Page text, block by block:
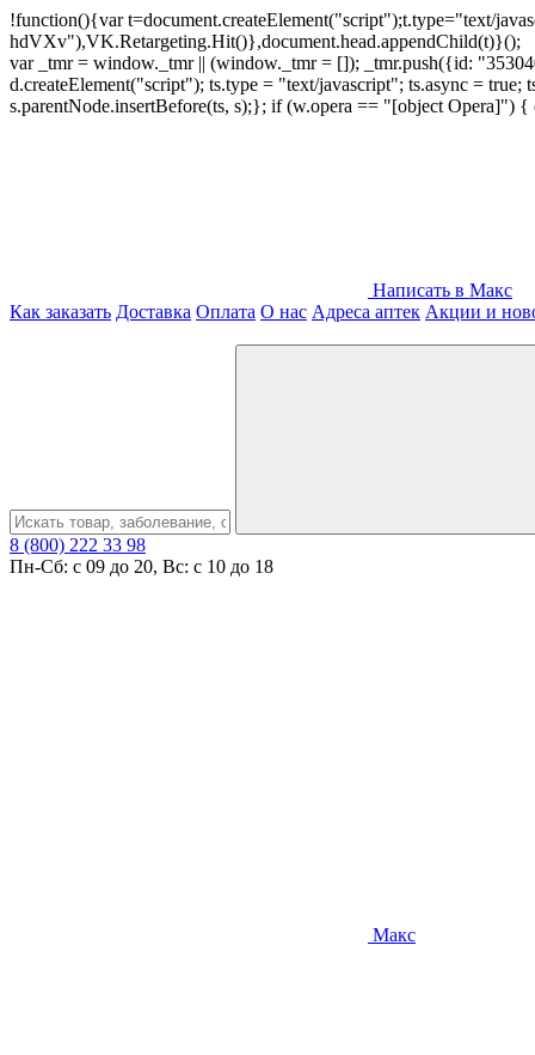
!function(){var t=document.createElement("script");t.type="text/
hdVXv"),VK.Retargeting.Hit()},document.head.appendChild(t)}();
var _tmr = window._tmr || (window._tmr = []); _tmr.push({id:
d.createElement("script"); ts.type = "text/javascript"; ts.async =
s.parentNode.insertBefore(ts, s);}; if (w.opera == "[object
Написать в Макс
Как заказать Доставка Оплата О нас Адреса аптек Акции и
8 (800) 222 33 98
Пн-Сб: с 09 до 20, Вс: с 10 до 18
Макс